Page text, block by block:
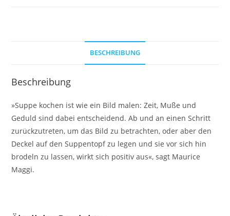
BESCHREIBUNG
Beschreibung
»Suppe kochen ist wie ein Bild malen: Zeit, Muße und
Geduld sind dabei entscheidend. Ab und an einen Schritt
zurückzutreten, um das Bild zu betrachten, oder aber den
Deckel auf den Suppentopf zu legen und sie vor sich hin
brodeln zu lassen, wirkt sich positiv aus«, sagt Maurice
Maggi.